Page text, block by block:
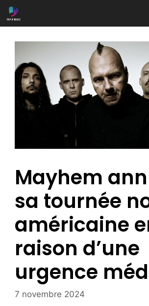
Aller
au
Mayhem
sa tournée
américaine
raison d’une
urgence
7 novembre 2024